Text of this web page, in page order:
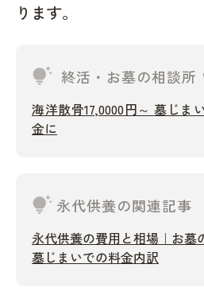
ります。
tips_and_updates 終活・お墓の相談所
海洋散骨17,0000円～ 墓じま
金に
tips_and_updates 永代供養の関連記事
永代供養の費用と相場｜お墓
墓じまいでの料金内訳